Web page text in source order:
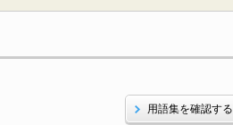
用語集を確認する